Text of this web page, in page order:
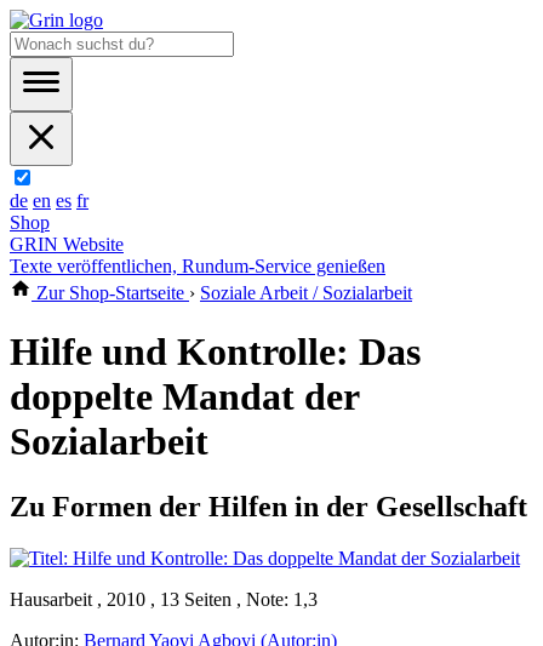
de en es fr
Shop
GRIN Website
Texte veröffentlichen, Rundum-Service genießen
Zur Shop-Startseite › Soziale Arbeit / Sozialarbeit
Hilfe und Kontrolle: Das
doppelte Mandat der
Sozialarbeit
Zu Formen der Hilfen in der Gesellschaft
Hausarbeit , 2010 , 13 Seiten , Note: 1,3
Autor:in: Bernard Yaovi Agboyi (Autor:in)